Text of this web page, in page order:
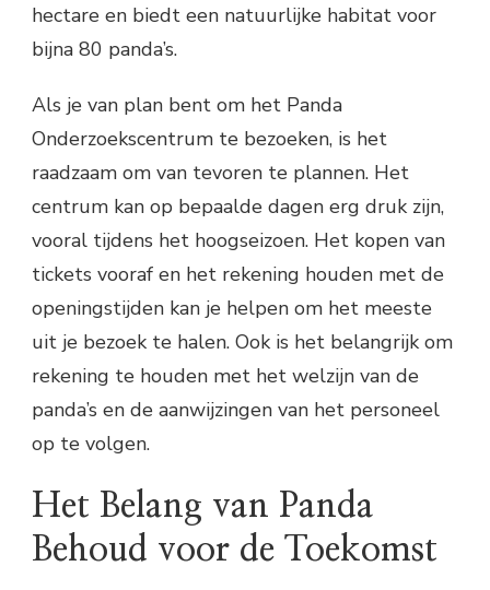
hectare en biedt een natuurlijke habitat voor
bijna 80 panda’s.
Als je van plan bent om het Panda
Onderzoekscentrum te bezoeken, is het
raadzaam om van tevoren te plannen. Het
centrum kan op bepaalde dagen erg druk zijn,
vooral tijdens het hoogseizoen. Het kopen van
tickets vooraf en het rekening houden met de
openingstijden kan je helpen om het meeste
uit je bezoek te halen. Ook is het belangrijk om
rekening te houden met het welzijn van de
panda’s en de aanwijzingen van het personeel
op te volgen.
Het Belang van Panda
Behoud voor de Toekomst